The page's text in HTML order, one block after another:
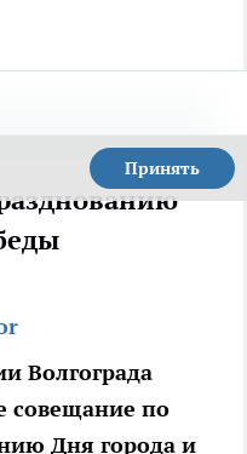
Принять
Волгограда
совещание по
Дня города и